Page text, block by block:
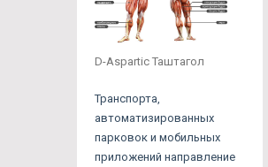
D-Aspartic Таштагол
Транспорта,
автоматизированных
парковок и мобильных
приложений направление